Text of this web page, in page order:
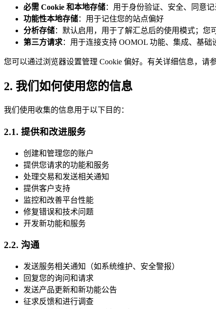
必需 Cookie 和本地存储：用于身份验证、安全、同意
功能性本地存储：用于记住您的站点偏好
分析存储：默认启用，用于了解汇总后的使用模式；您
第三方请求：用于连接支持 OOMOL 功能、集成、基础
您可以通过浏览器设置管理 Cookie 偏好。有关详细信息，请
2. 我们如何使用您的信息
我们使用收集的信息用于以下目的：
2.1. 提供和改进服务
创建和管理您的账户
提供您请求的功能和服务
处理交易和发送相关通知
提供客户支持
监控和改善平台性能
修复错误和技术问题
开发新功能和服务
2.2. 沟通
发送服务相关通知（如系统维护、安全警报）
回复您的询问和请求
发送产品更新和新功能公告
征求反馈和进行调查